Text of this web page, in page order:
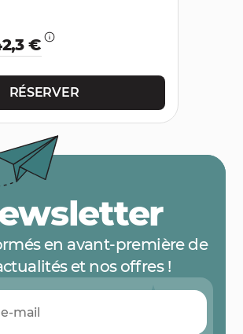
€
RÉSERVER
en avant-première de
et nos offres !